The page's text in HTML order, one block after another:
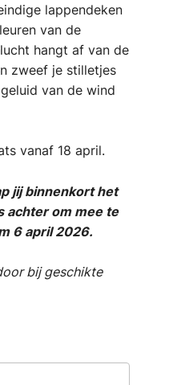
lappendeken
van de
hangt af van de
zweef je stilletjes
van de wind
vanaf 18 april.
jij binnenkort het
achter om mee te
6 april 2026.
bij geschikte